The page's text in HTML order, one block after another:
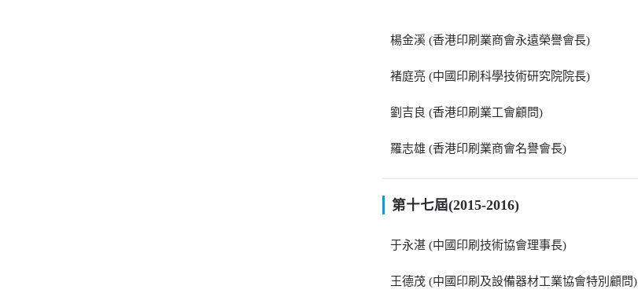
楊金溪 (香港印刷業商會永遠榮譽會長)
褚庭亮 (中國印刷科學技術研究院院長)
劉吉良 (香港印刷業工會顧問)
羅志雄 (香港印刷業商會名譽會長)
第十七屆(2015-2016)
于永湛 (中國印刷技術協會理事長)
王德茂 (中國印刷及設備器材工業協會特別顧問)